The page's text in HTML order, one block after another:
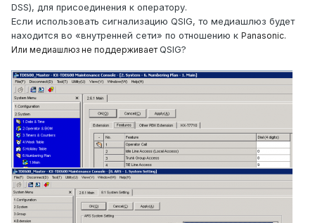
DSS), для присоединения к оператору.
Если использовать сигнализацию QSIG, то медиашлюз будет
находится во «внутренней сети» по отношению к Panasonic.
Или медиашлюз не поддерживает QSIG?